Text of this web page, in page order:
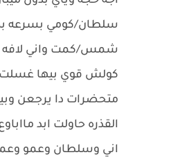
سلطان/كومي بسرعه
شمس/كمت واني لافه
كولش قوي بيها غسلت
متحضرات دا يرجعن
القذره حاولت ابد
اني وسلطان وعمو